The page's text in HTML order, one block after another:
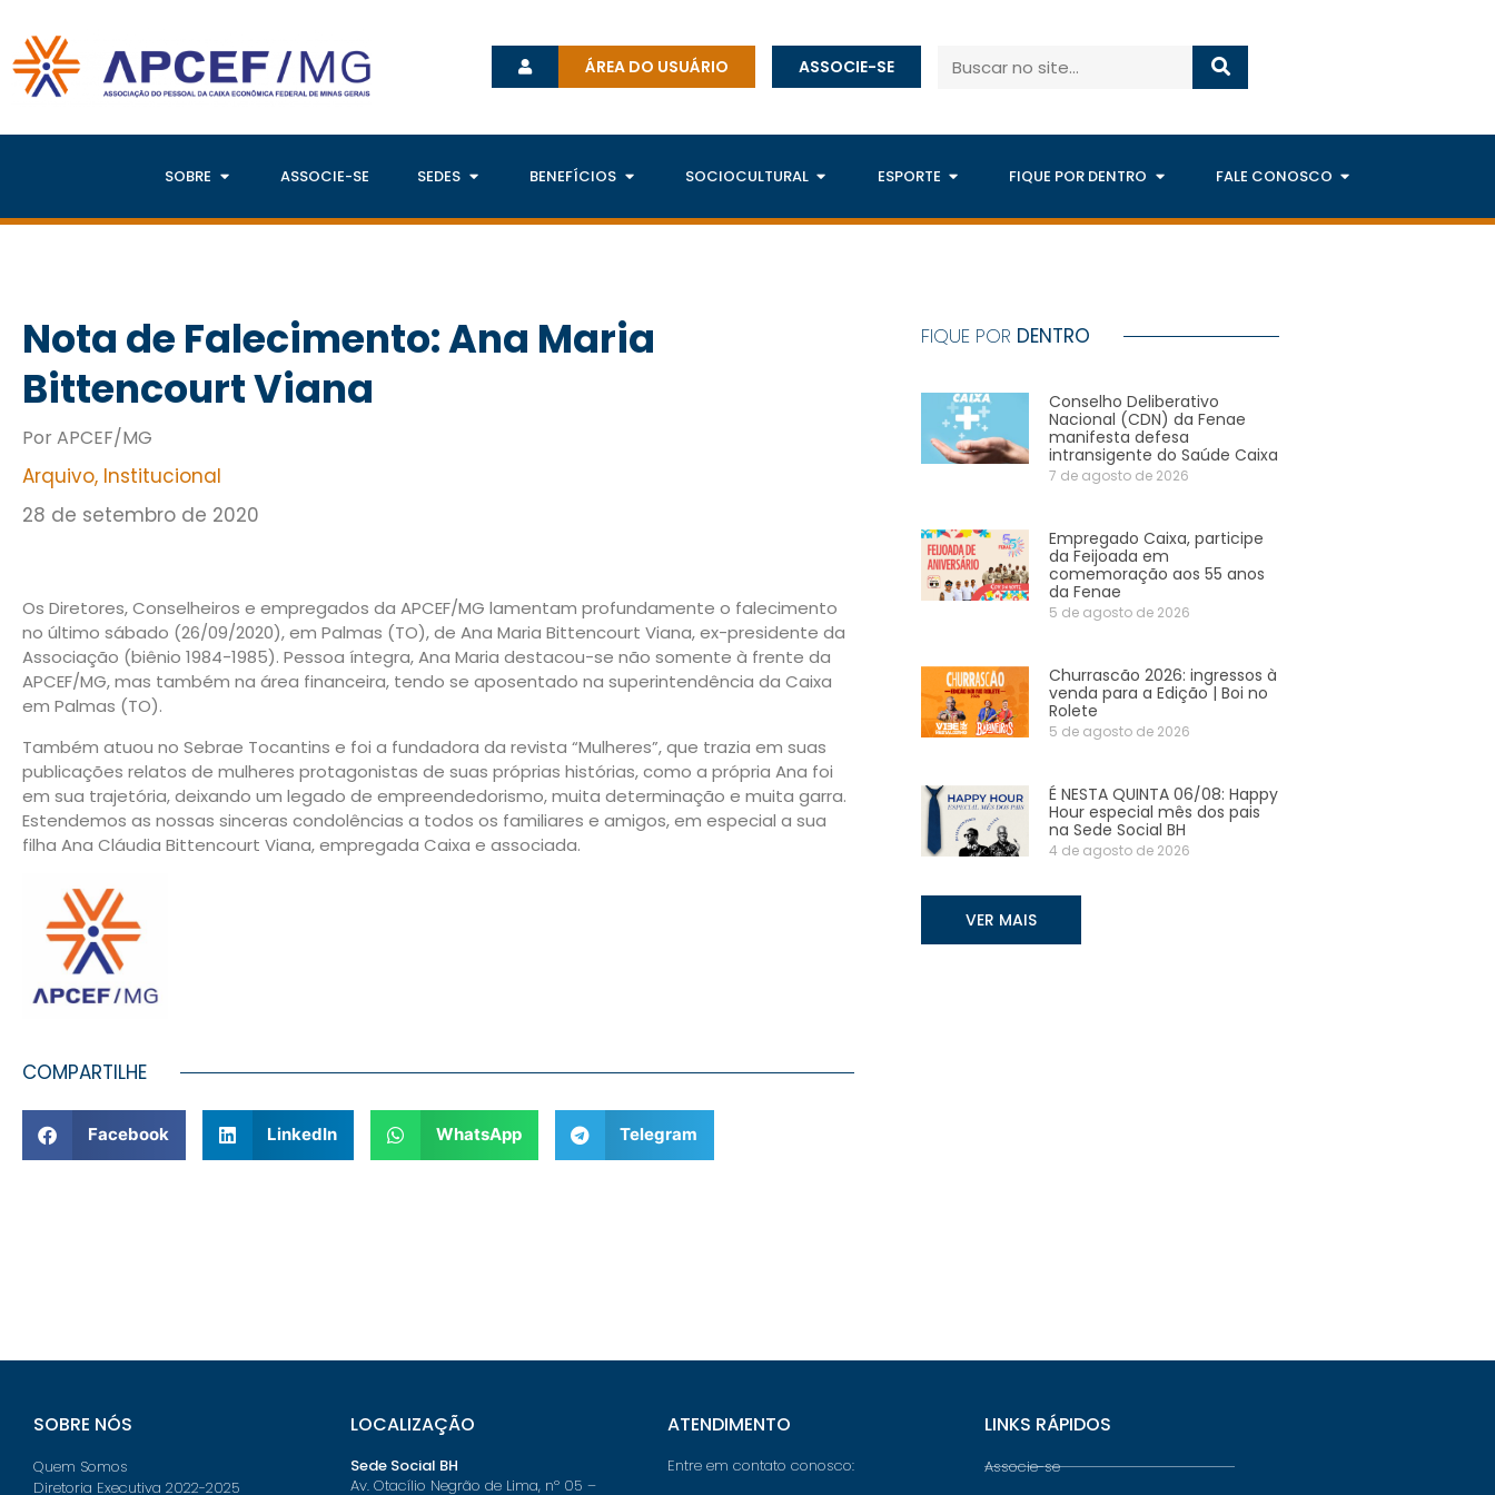
ÁREA DO USUÁRIO ASSOCIE-SE
SOBRE ASSOCIE-SE SEDES BENEFÍCIOS SOCIOCULTURAL ESPORTE FIQUE POR DENTRO FALE CONOSCO
Nota de Falecimento: Ana Maria
Bittencourt Viana
Por APCEF/MG
Arquivo, Institucional
28 de setembro de 2020
Os Diretores, Conselheiros e empregados da APCEF/MG lamentam profundamente o falecimento
no último sábado (26/09/2020), em Palmas (TO), de Ana Maria Bittencourt Viana, ex-presidente da
Associação (biênio 1984-1985). Pessoa íntegra, Ana Maria destacou-se não somente à frente da
APCEF/MG, mas também na área financeira, tendo se aposentado na superintendência da Caixa
em Palmas (TO).
Também atuou no Sebrae Tocantins e foi a fundadora da revista “Mulheres”, que trazia em suas
publicações relatos de mulheres protagonistas de suas próprias histórias, como a própria Ana foi
em sua trajetória, deixando um legado de empreendedorismo, muita determinação e muita garra.
Estendemos as nossas sinceras condolências a todos os familiares e amigos, em especial a sua
filha Ana Cláudia Bittencourt Viana, empregada Caixa e associada.
COMPARTILHE
Facebook LinkedIn WhatsApp Telegram
FIQUE POR DENTRO
Conselho Deliberativo
Nacional (CDN) da Fenae
manifesta defesa
intransigente do Saúde Caixa
7 de agosto de 2026
Empregado Caixa, participe
da Feijoada em
comemoração aos 55 anos
da Fenae
5 de agosto de 2026
Churrascão 2026: ingressos à
venda para a Edição | Boi no
Rolete
5 de agosto de 2026
É NESTA QUINTA 06/08: Happy
Hour especial mês dos pais
na Sede Social BH
4 de agosto de 2026
VER MAIS
SOBRE NÓS
Quem Somos
Diretoria Executiva 2022-2025
LOCALIZAÇÃO
Sede Social BH
Av. Otacílio Negrão de Lima, nº 05 –
ATENDIMENTO
Entre em contato conosco:
LINKS RÁPIDOS
Associe-se